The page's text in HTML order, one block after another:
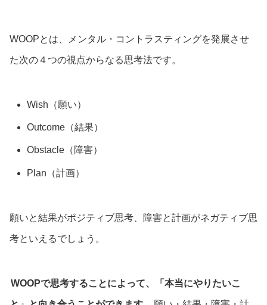
WOOPとは、メンタル・コントラスティングを発展させ
た次の４つの視点からなる思考法です。
Wish（願い）
Outcome（結果）
Obstacle（障害）
Plan（計画）
願いと結果がポジティブ思考、障害と計画がネガティブ思
考といえるでしょう。
WOOPで思考することによって、「本当にやりたいこ